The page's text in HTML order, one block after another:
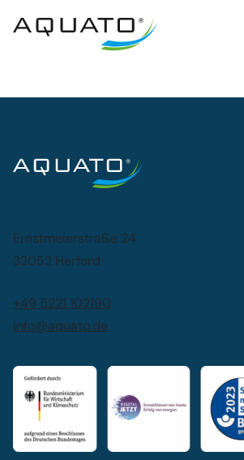
Ernstmeierstraße 24
32052 Herford
+49 5221 102190
info@aquato.de